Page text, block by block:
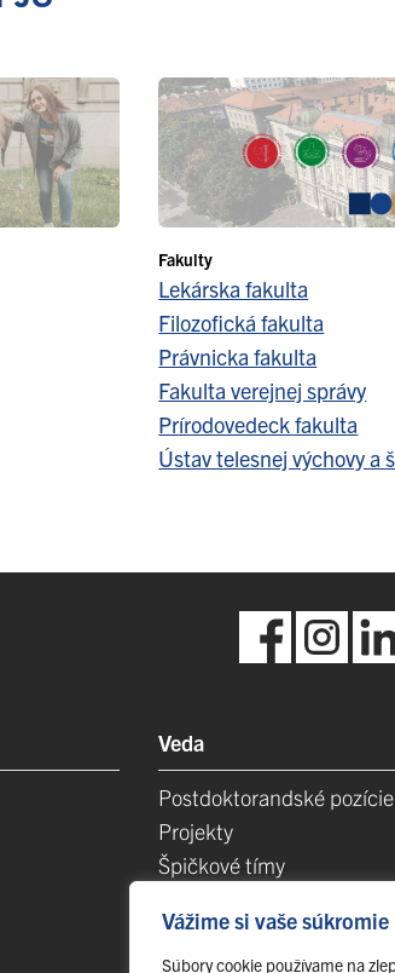
Vážime si vaše súkromie
Súbory cookie používame na
Fakulty
Lekárska fakulta
Filozofická fakulta
Právnicka fakulta
Fakulta verejnej správy
Prírodovedeck fakulta
Ústav telesnej výchovy a
Veda
Postdoktorandské pozície
Projekty
Špičkové tímy
Vedecké parky
Evidencia publikačnej